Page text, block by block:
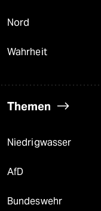
Nord
Wahrheit
Themen
Niedrigwasser
AfD
Bundeswehr